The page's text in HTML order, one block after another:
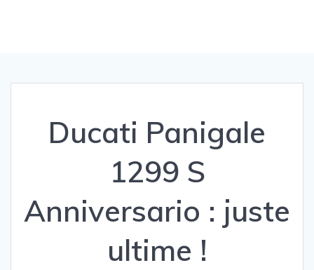
Ducati Panigale
1299 S
Anniversario : juste
ultime !